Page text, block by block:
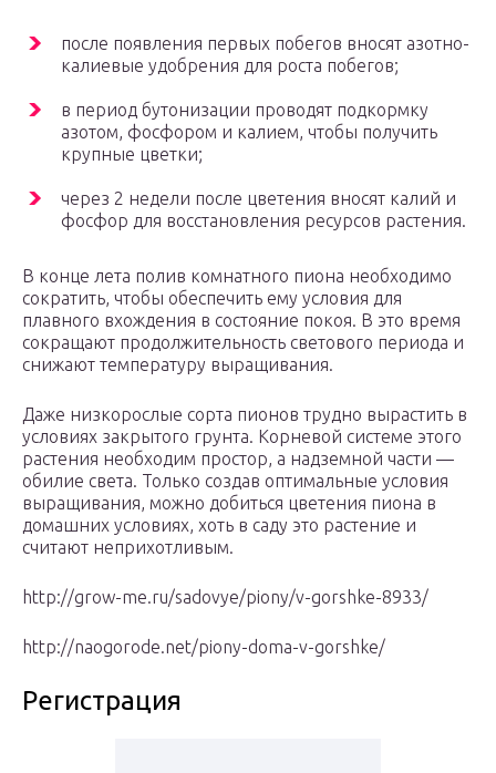
после появления первых побегов вносят азотно-
калиевые удобрения для роста побегов;
в период бутонизации проводят подкормку
азотом, фосфором и калием, чтобы получить
крупные цветки;
через 2 недели после цветения вносят калий и
фосфор для восстановления ресурсов растения.
В конце лета полив комнатного пиона необходимо
сократить, чтобы обеспечить ему условия для
плавного вхождения в состояние покоя. В это время
сокращают продолжительность светового периода и
снижают температуру выращивания.
Даже низкорослые сорта пионов трудно вырастить в
условиях закрытого грунта. Корневой системе этого
растения необходим простор, а надземной части —
обилие света. Только создав оптимальные условия
выращивания, можно добиться цветения пиона в
домашних условиях, хоть в саду это растение и
считают неприхотливым.
http://grow-me.ru/sadovye/piony/v-gorshke-8933/
http://naogorode.net/piony-doma-v-gorshke/
Регистрация